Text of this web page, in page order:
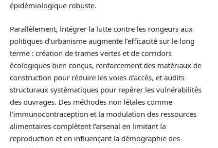
épidémiologique robuste.
Parallèlement, intégrer la lutte contre les rongeurs aux
politiques d’urbanisme augmente l’efficacité sur le long
terme : création de trames vertes et de corridors
écologiques bien conçus, renforcement des matériaux de
construction pour réduire les voies d’accès, et audits
structuraux systématiques pour repérer les vulnérabilités
des ouvrages. Des méthodes non létales comme
l’immunocontraception et la modulation des ressources
alimentaires complètent l’arsenal en limitant la
reproduction et en influençant la démographie des